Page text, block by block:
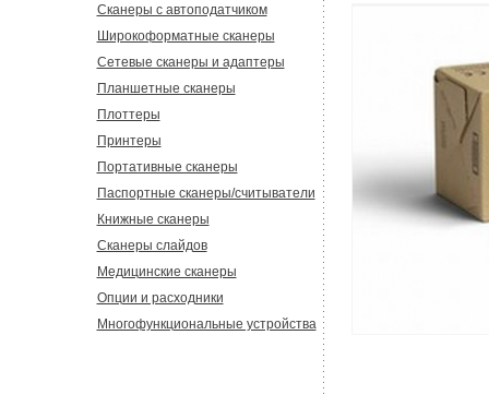
Сканеры с автоподатчиком
Широкоформатные сканеры
Сетевые сканеры и адаптеры
Планшетные сканеры
Плоттеры
Принтеры
Портативные сканеры
Паспортные сканеры/считыватели
Книжные сканеры
Сканеры слайдов
Медицинские сканеры
Опции и расходники
Многофункциональные устройства